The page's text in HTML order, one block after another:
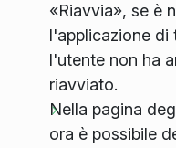
«Riavvia», se è
l'applicazione di
l'utente non ha
riavviato.
Nella pagina
ora è possibile